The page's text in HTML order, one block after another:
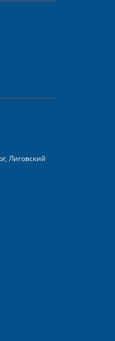
Лиговский